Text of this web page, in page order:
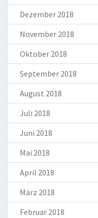
Dezember 2018
November 2018
Oktober 2018
September 2018
August 2018
Juli 2018
Juni 2018
Mai 2018
April 2018
März 2018
Februar 2018